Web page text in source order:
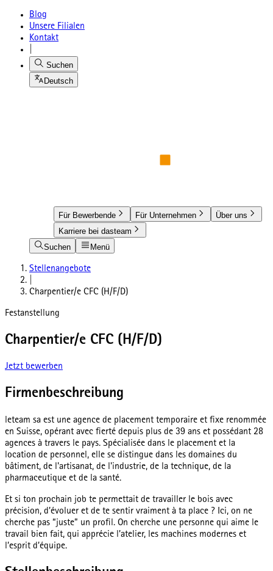
Blog
Unsere Filialen
Kontakt
Suchen
Deutsch
Für Bewerbende Für Unternehmen
Über uns
Karriere bei dasteam
Suchen
Menü
Stellenangebote
Charpentier/e CFC (H/F/D)
Festanstellung
Charpentier/e CFC (H/F/D)
Jetzt bewerben
Firmenbeschreibung
leteam sa est une agence de placement temporaire et fixe renommée
en Suisse, opérant avec fierté depuis plus de 39 ans et possédant 28
agences à travers le pays. Spécialisée dans le placement et la
location de personnel, elle se distingue dans les domaines du
bâtiment, de l'artisanat, de l'industrie, de la technique, de la
pharmaceutique et de la santé.
Et si ton prochain job te permettait de travailler le bois avec
précision, d’évoluer et de te sentir vraiment à ta place ? Ici, on ne
cherche pas “juste” un profil. On cherche une personne qui aime le
travail bien fait, qui apprécie l’atelier, les machines modernes et
l’esprit d’équipe.